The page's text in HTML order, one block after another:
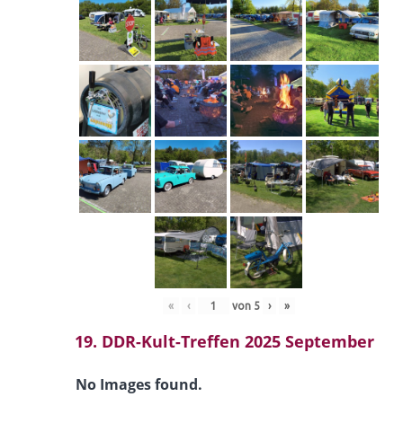
« ‹ von 5 › »
19. DDR-Kult-Treffen 2025 September
No Images found.